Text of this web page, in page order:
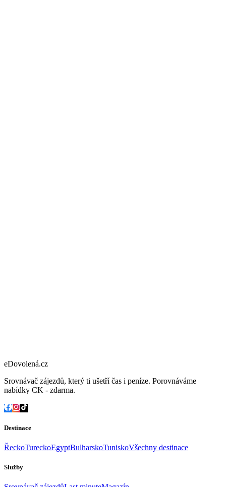
eDovolená.cz
Srovnávač zájezdů, který ti ušetří čas i peníze. Porovnáváme
nabídky CK - zdarma.
Destinace
ŘeckoTureckoEgyptBulharskoTuniskoVšechny destinace
Služby